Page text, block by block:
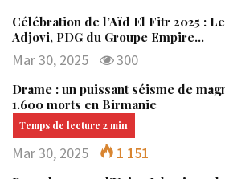
Célébration de l’Aïd El Fitr 2025 :
Adjovi, PDG du Groupe Empire…
Mar 30, 2025 300
Drame : un puissant séisme de
1.600 morts en Birmanie
Mar 30, 2025 1 151